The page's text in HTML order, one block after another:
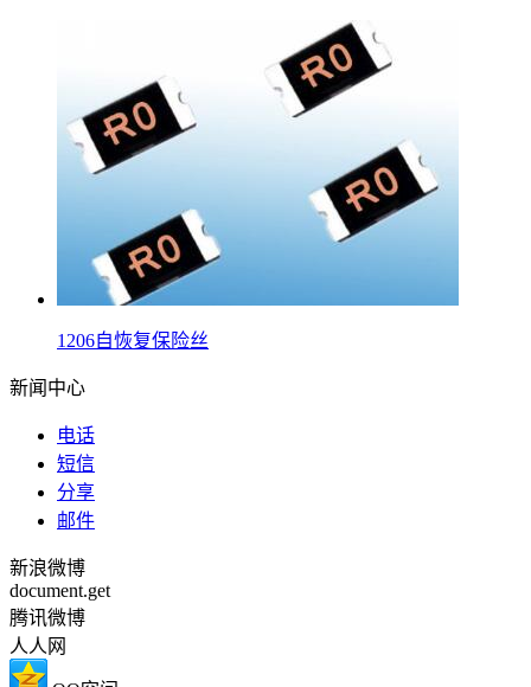
1206自恢复保险丝
新闻中心
电话
短信
分享
邮件
新浪微博
document.get
腾讯微博
人人网